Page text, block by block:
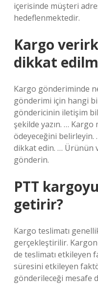
içerisinde müşteri
hedeflenmektedir.
Kargo
dikkat
Kargo gönderiminde
gönderimi için hangi
göndericinin iletişim
şekilde yazın. … Kargo
ödeyeceğini belirleyin.
dikkat edin. … Ürünün
gönderin.
PTT
getirir?
Kargo teslimatı
gerçekleştirilir.
de teslimatı etkileyen
süresini etkileyen
gönderileceği mesafe